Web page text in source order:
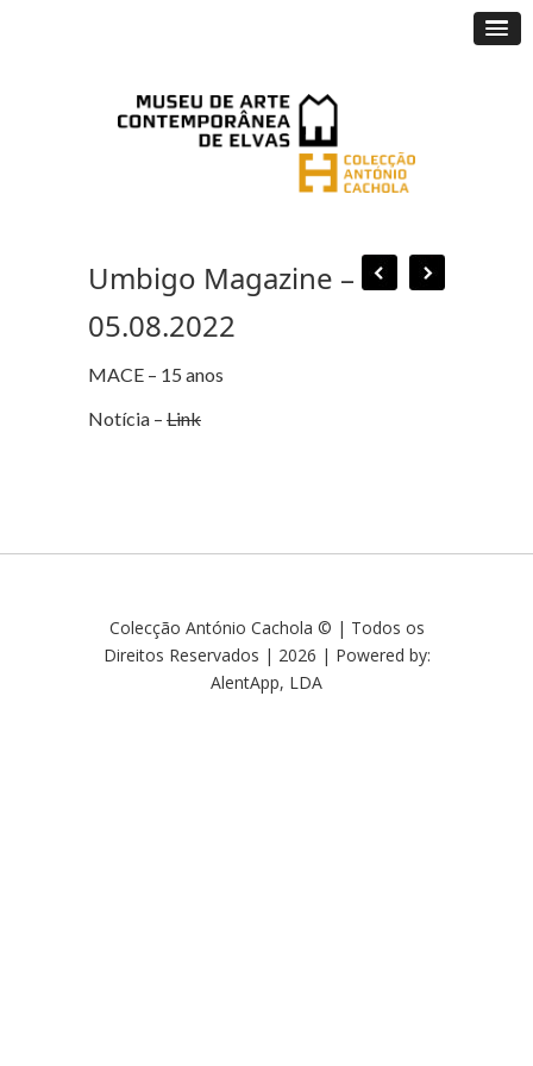
Umbigo Magazine –
05.08.2022
MACE – 15 anos
Notícia – Link
Colecção António Cachola © | Todos os
Direitos Reservados | 2026 | Powered by:
AlentApp, LDA